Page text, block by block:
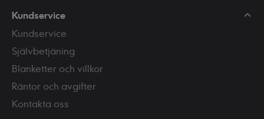
Kundservice
Kundservice
Självbetjäning
Blanketter och villkor
Räntor och avgifter
Kontakta oss